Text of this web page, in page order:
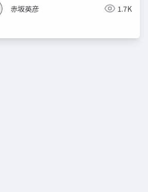
赤坂英彦 1.7K